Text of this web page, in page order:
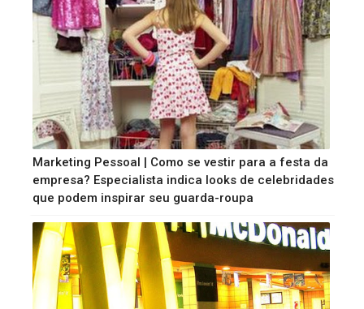
Marketing Pessoal | Como se vestir para a festa da
empresa? Especialista indica looks de celebridades
que podem inspirar seu guarda-roupa